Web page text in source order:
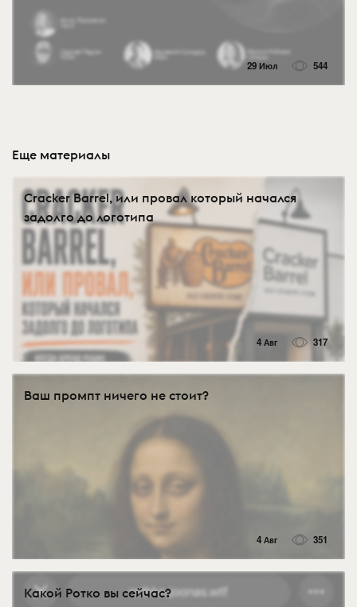
29 Июл 544
Еще материалы
Cracker Barrel, или провал который начался
задолго до логотипа
4 Авг 317
Ваш промпт ничего не стоит?
4 Авг 351
Какой Ротко вы сейчас?